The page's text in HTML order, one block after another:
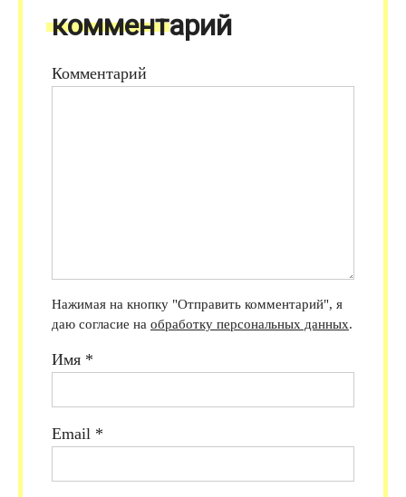
комментарий
Комментарий
Нажимая на кнопку "Отправить комментарий", я
даю согласие на обработку персональных данных.
Имя *
Email *